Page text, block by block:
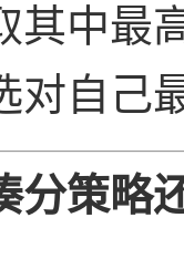
其中最
对自己
分策略